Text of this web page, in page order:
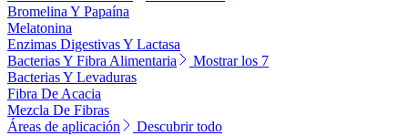
Bromelina Y Papaína
Melatonina
Enzimas Digestivas Y Lactasa
Bacterias Y Fibra Alimentaria
Mostrar los 7
Bacterias Y Levaduras
Fibra De Acacia
Mezcla De Fibras
Áreas de aplicación
Descubrir todo